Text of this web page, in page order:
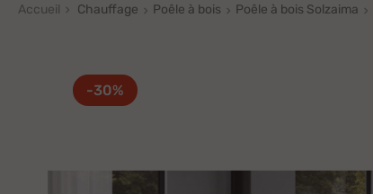
Accueil Chauffage Poêle à bois Poêle à bois Solzaima
-30%